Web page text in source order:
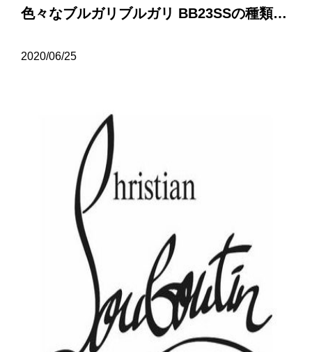
色々なブルガリブルガリ BB23SSの種類について…
2020/06/25